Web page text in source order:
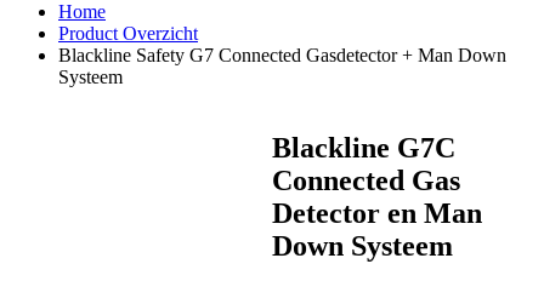
Home
Product Overzicht
Blackline Safety G7 Connected Gasdetector + Man Down
Systeem
Blackline G7C
Connected Gas
Detector en Man
Down Systeem